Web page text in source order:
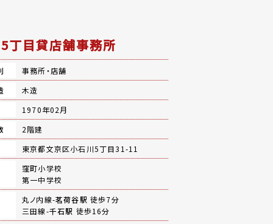
丁目貸店舗事務所
事務所・店舗
木造
1970年02月
2階建
東京都文京区小石川5丁目31-11
窪町小学校
第一中学校
丸ノ内線-茗荷谷駅 徒歩7分
三田線-千石駅 徒歩16分